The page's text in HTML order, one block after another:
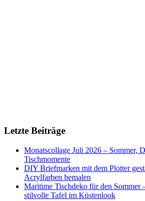
Letzte Beiträge
Monatscollage Juli 2026 – Sommer,
Tischmomente
DIY Briefmarken mit dem Plotter
Acrylfarben bemalen
Maritime Tischdeko für den Sommer
stilvolle Tafel im Küstenlook